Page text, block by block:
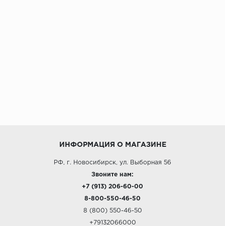
ИНФОРМАЦИЯ О МАГАЗИНЕ
РФ, г. Новосибирск, ул. Выборная 56
Звоните нам:
+7 (913) 206-60-00
8-800-550-46-50
8 (800) 550-46-50
+79132066000